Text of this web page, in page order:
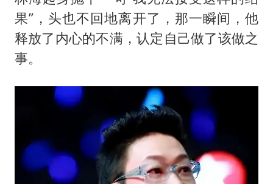
果”，头也不回地离开了，那一瞬间，他
释放了内心的不满，认定自己做了该做之
事。